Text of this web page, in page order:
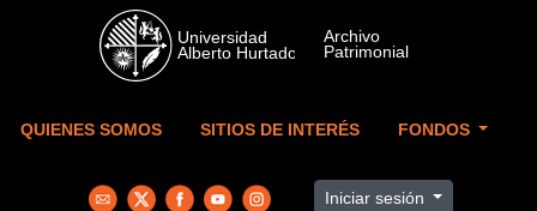
Skip to main content
QUIENES SOMOS SITIOS DE INTERÉS FONDOS
Iniciar sesión